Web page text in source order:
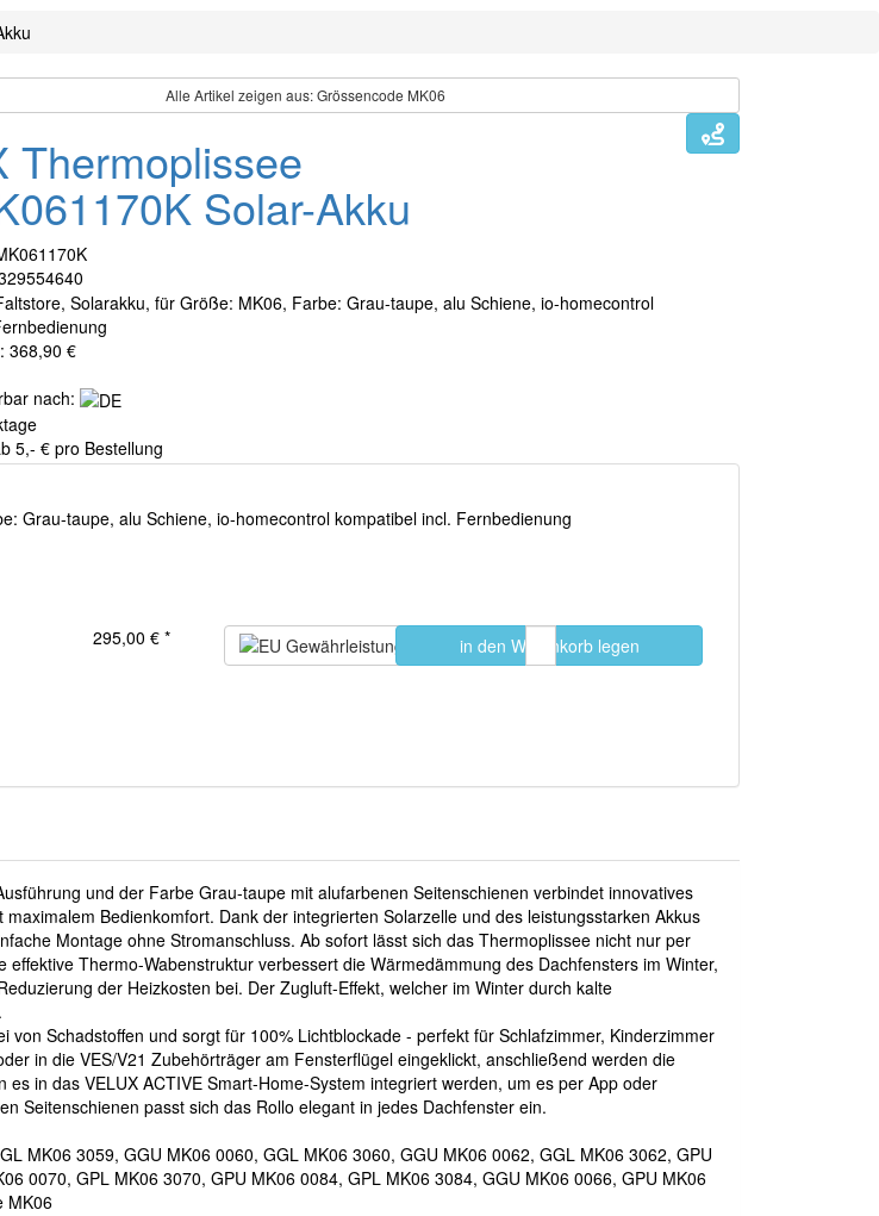
Alle Artikel zeigen aus: Grössencode MK06
Thermoplissee
Solar-Akku
Solarakku, für Größe: MK06, Farbe: Grau-taupe, alu Schiene, io-homecontrol
368,90 €
nach:
5,- € pro Bestellung
Grau-taupe, alu Schiene, io-homecontrol kompatibel incl. Fernbedienung
295,00 € * Stk.
in den Warenkorb legen
und der Farbe Grau-taupe mit alufarbenen Seitenschienen verbindet innovatives
Bedienkomfort. Dank der integrierten Solarzelle und des leistungsstarken Akkus
Montage ohne Stromanschluss. Ab sofort lässt sich das Thermoplissee nicht nur per
Thermo-Wabenstruktur verbessert die Wärmedämmung des Dachfensters im Winter,
der Heizkosten bei. Der Zugluft-Effekt, welcher im Winter durch kalte
Schadstoffen und sorgt für 100% Lichtblockade - perfekt für Schlafzimmer, Kinderzimmer
in die VES/V21 Zubehörträger am Fensterflügel eingeklickt, anschließend werden die
in das VELUX ACTIVE Smart-Home-System integriert werden, um es per App oder
Seitenschienen passt sich das Rollo elegant in jedes Dachfenster ein.
MK06 3059, GGU MK06 0060, GGL MK06 3060, GGU MK06 0062, GGL MK06 3062, GPU
0070, GPL MK06 3070, GPU MK06 0084, GPL MK06 3084, GGU MK06 0066, GPU MK06
MK06